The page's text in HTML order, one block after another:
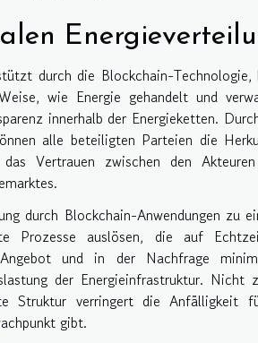
durch die Blockchain-
wie Energie gehandelt und
innerhalb der Energieketten.
alle beteiligten Parteien die
Vertrauen zwischen den
durch Blockchain-Anwendungen zu
Prozesse auslösen, die auf
und in der Nachfrage
der Energieinfrastruktur.
Struktur verringert die Anfälligkeit
gibt.